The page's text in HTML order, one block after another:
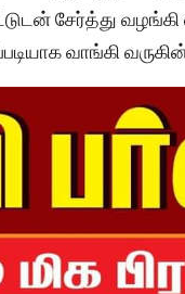
சேர்த்து வழங்கி
வாங்கி